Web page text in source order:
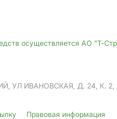
осуществляется АО "Т-
УЛ ИВАНОВСКАЯ, Д. 24, К.
Правовая информация